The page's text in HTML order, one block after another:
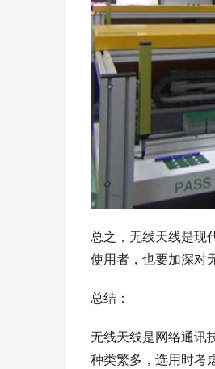
总之，无线天线是现
使用者，也要加深对
总结：
无线天线是网络通讯
种类繁多，选用时考